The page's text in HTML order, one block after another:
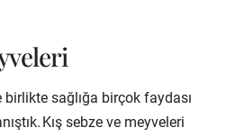
sağlığa birçok faydası
Kış sebze ve meyveleri